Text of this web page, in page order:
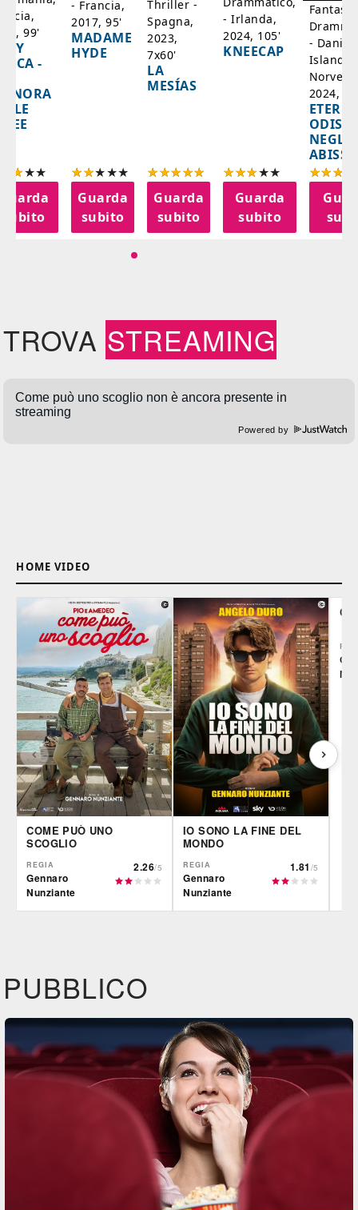
99'
-
subito
- Francia,
2017, 95'
MADAME
HYDE
Guarda
subito
Thriller -
Spagna,
2023,
7x60'
LA
MESÍAS
Guarda
subito
- Irlanda,
2024, 105'
KNEECAP
Guarda
subito
-
Islanda,
2024,
NEGLI
ABISSI
TROVA STREAMING
Powered by
HOME VIDEO
COME PUÒ UNO
SCOGLIO
REGIA
Gennaro
Nunziante
2.26/5
IO SONO LA FINE DEL
MONDO
REGIA
Gennaro
Nunziante
1.81 /5
PUBBLICO